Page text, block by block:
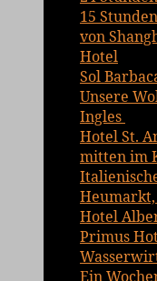
15
von
Hotel
Sol
Unsere
Ingles
Hotel St.
mitten im
Hotel
Primus
Ein